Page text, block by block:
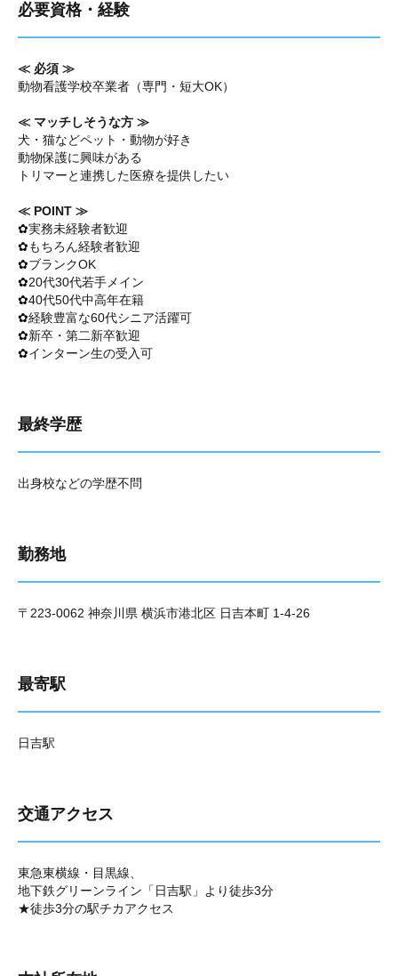
必要資格・経験
≪ 必須 ≫
動物看護学校卒業者（専門・短大OK）
≪ マッチしそうな方 ≫
犬・猫などペット・動物が好き
動物保護に興味がある
トリマーと連携した医療を提供したい
≪ POINT ≫
✿実務未経験者歓迎
✿もちろん経験者歓迎
✿ブランクOK
✿20代30代若手メイン
✿40代50代中高年在籍
✿経験豊富な60代シニア活躍可
✿新卒・第二新卒歓迎
✿インターン生の受入可
最終学歴
出身校などの学歴不問
勤務地
〒223-0062 神奈川県 横浜市港北区 日吉本町 1-4-26
最寄駅
日吉駅
交通アクセス
東急東横線・目黒線、
地下鉄グリーンライン「日吉駅」より徒歩3分
★徒歩3分の駅チカアクセス